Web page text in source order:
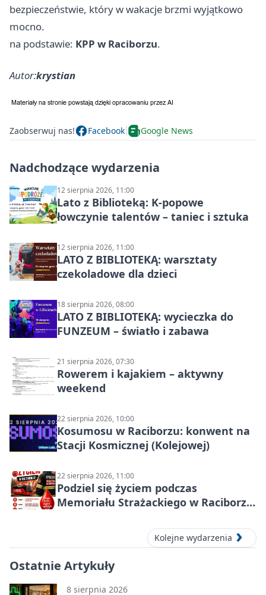
bezpieczeństwie, który w wakacje brzmi wyjątkowo
mocno.
na podstawie: KPP w Raciborzu.
Autor:krystian
Zaobserwuj nas! Facebook Google News
Nadchodzące wydarzenia
12 sierpnia 2026, 11:00
Lato z Biblioteką: K-popowe
łowczynie talentów – taniec i sztuka
12 sierpnia 2026, 11:00
LATO Z BIBLIOTEKĄ: warsztaty
czekoladowe dla dzieci
18 sierpnia 2026, 08:00
LATO Z BIBLIOTEKĄ: wycieczka do
FUNZEUM – światło i zabawa
21 sierpnia 2026, 07:30
Rowerem i kajakiem – aktywny
weekend
22 sierpnia 2026, 10:00
Kosumosu w Raciborzu: konwent na
Stacji Kosmicznej (Kolejowej)
22 sierpnia 2026, 11:00
Podziel się życiem podczas
Memoriału Strażackiego w Raciborzu
Kolejne wydarzenia
Ostatnie Artykuły
8 sierpnia 2026